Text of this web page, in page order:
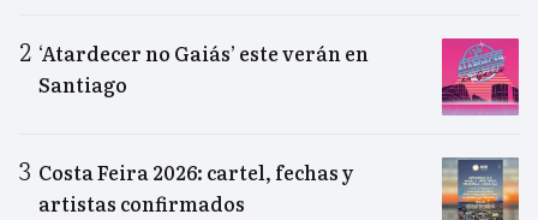
‘Atardecer no Gaiás’ este verán en
Santiago
Costa Feira 2026: cartel, fechas y
artistas confirmados